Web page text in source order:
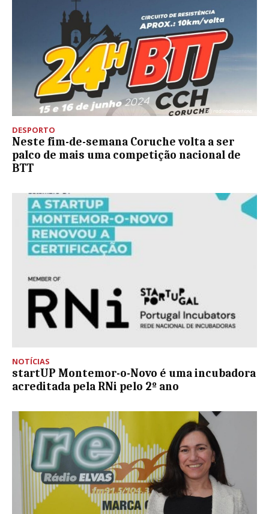
DESPORTO
Neste fim-de-semana Coruche volta a ser
palco de mais uma competição nacional de
BTT
NOTÍCIAS
startUP Montemor-o-Novo é uma incubadora
acreditada pela RNi pelo 2º ano